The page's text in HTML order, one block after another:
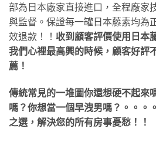
部為日本廠家直接進口，全程廠家
與監督。保證每一罐日本藤素均為
效退款！！ 收到顧客評價使用日本
我們心裡最高興的時候，顧客好評
薦！
傳統常見的一堆圖你還想硬不起來
嗎？你想當一個早洩男嗎？。。。
之選，解決您的所有房事憂愁！！